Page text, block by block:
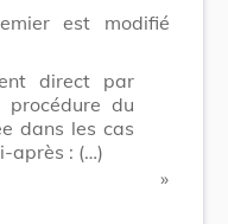
est modifié
direct par
procédure du
dans les cas
après : (…)
​ »